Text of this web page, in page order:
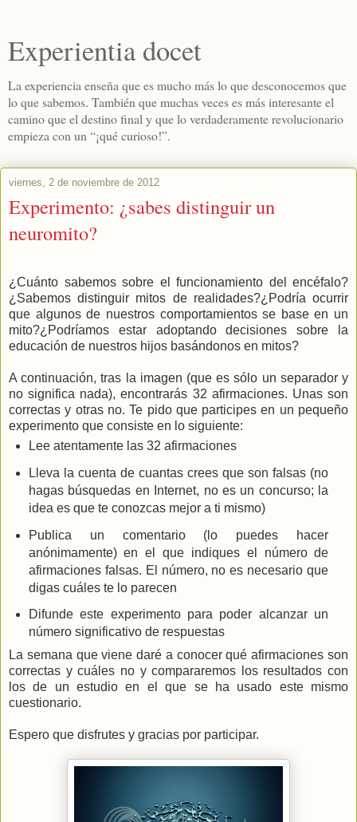
Experientia docet
La experiencia enseña que es mucho más lo que desconocemos que
lo que sabemos. También que muchas veces es más interesante el
camino que el destino final y que lo verdaderamente revolucionario
empieza con un “¡qué curioso!”.
viernes, 2 de noviembre de 2012
Experimento: ¿sabes distinguir un
neuromito?
¿Cuánto sabemos sobre el funcionamiento del encéfalo?
¿Sabemos distinguir mitos de realidades?¿Podría ocurrir
que algunos de nuestros comportamientos se base en un
mito?¿Podríamos estar adoptando decisiones sobre la
educación de nuestros hijos basándonos en mitos?
A continuación, tras la imagen (que es sólo un separador y
no significa nada), encontrarás 32 afirmaciones. Unas son
correctas y otras no. Te pido que participes en un pequeño
experimento que consiste en lo siguiente:
Lee atentamente las 32 afirmaciones
Lleva la cuenta de cuantas crees que son falsas (no
hagas búsquedas en Internet, no es un concurso; la
idea es que te conozcas mejor a ti mismo)
Publica un comentario (lo puedes hacer
anónimamente) en el que indiques el número de
afirmaciones falsas. El número, no es necesario que
digas cuáles te lo parecen
Difunde este experimento para poder alcanzar un
número significativo de respuestas
La semana que viene daré a conocer qué afirmaciones son
correctas y cuáles no y compararemos los resultados con
los de un estudio en el que se ha usado este mismo
cuestionario.
Espero que disfrutes y gracias por participar.